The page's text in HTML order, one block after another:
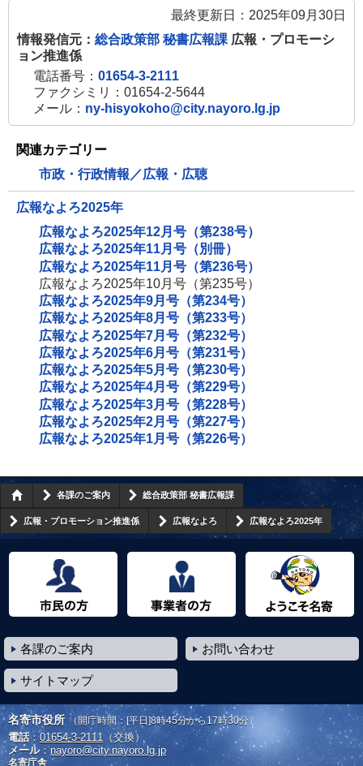
最終更新日：2025年09月30日
情報発信元： 総合政策部 秘書広報課 広報・プロモーシ
ョン推進係
電話番号： 01654-3-2111
ファクシミリ：01654-2-5644
メール： ny-hisyokoho@city.nayoro.lg.jp
関連カテゴリー
市政・行政情報／広報・広聴
広報なよろ2025年
広報なよろ2025年12月号（第238号）
広報なよろ2025年11月号（別冊）
広報なよろ2025年11月号（第236号）
広報なよろ2025年10月号（第235号）
広報なよろ2025年9月号（第234号）
広報なよろ2025年8月号（第233号）
広報なよろ2025年7月号（第232号）
広報なよろ2025年6月号（第231号）
広報なよろ2025年5月号（第230号）
広報なよろ2025年4月号（第229号）
広報なよろ2025年3月号（第228号）
広報なよろ2025年2月号（第227号）
広報なよろ2025年1月号（第226号）
各課のご案内 総合政策部 秘書広報課
広報・プロモーション推進係 広報なよろ 広報なよろ2025年
各課のご案内 お問い合わせ
サイトマップ
名寄市役所 （開庁時間：[平日]8時45分から17時30分）
電話： 01654-3-2111（交換）
メール：nayoro@city.nayoro.lg.jp
名寄庁舎